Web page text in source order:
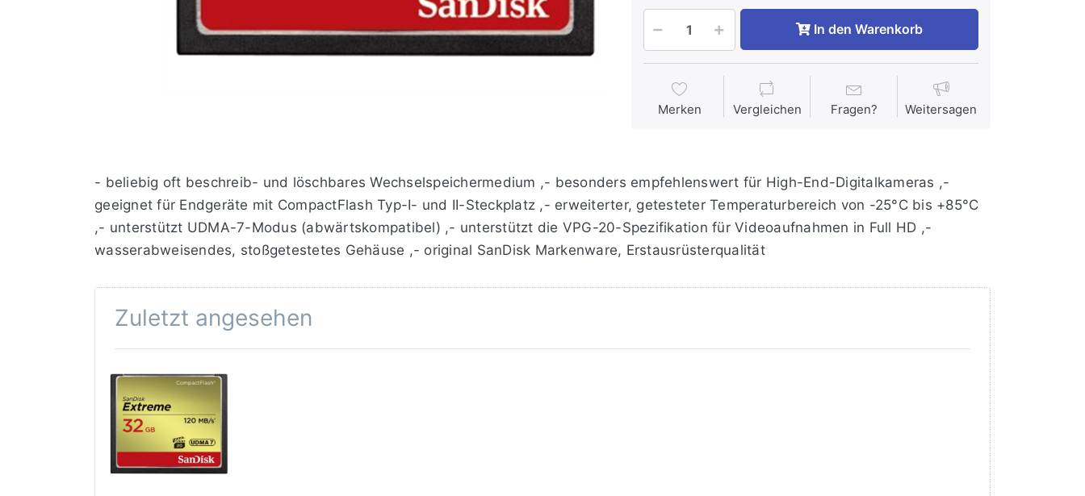
In den Warenkorb
Merken Vergleichen Fragen? Weitersagen
- beliebig oft beschreib- und löschbares Wechselspeichermedium ,- besonders empfehlenswert für High-End-Digitalkameras ,-
geeignet für Endgeräte mit CompactFlash Typ-I- und II-Steckplatz ,- erweiterter, getesteter Temperaturbereich von -25°C bis +85°C
,- unterstützt UDMA-7-Modus (abwärtskompatibel) ,- unterstützt die VPG-20-Spezifikation für Videoaufnahmen in Full HD ,-
wasserabweisendes, stoßgetestetes Gehäuse ,- original SanDisk Markenware, Erstausrüsterqualität
Zuletzt angesehen